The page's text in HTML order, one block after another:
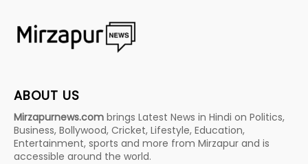
ABOUT US
Mirzapurnews.com brings Latest News in Hindi on Politics,
Business, Bollywood, Cricket, Lifestyle, Education,
Entertainment, sports and more from Mirzapur and is
accessible around the world.